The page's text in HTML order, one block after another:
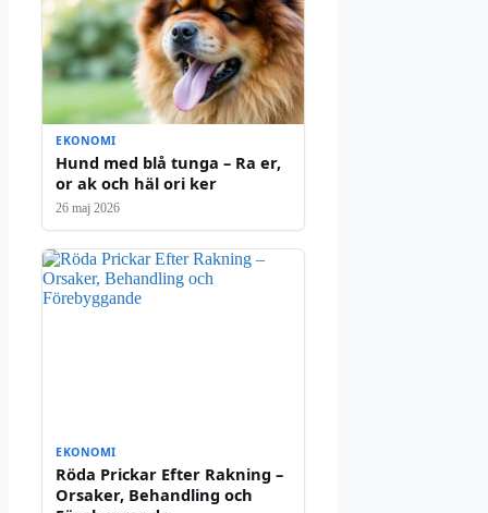
EKONOMI
Hund med blå tunga – Ra er,
or ak och häl ori ker
26 maj 2026
EKONOMI
Röda Prickar Efter Rakning –
Orsaker, Behandling och